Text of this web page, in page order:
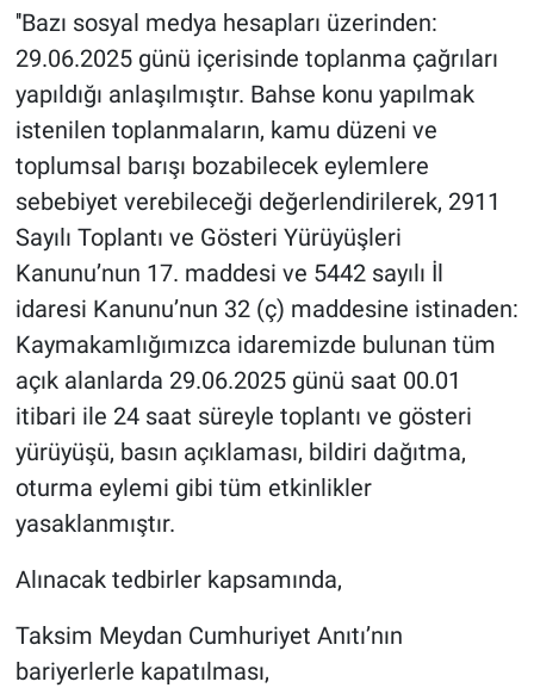
''Bazı sosyal medya hesapları üzerinden:
29.06.2025 günü içerisinde toplanma çağrıları
yapıldığı anlaşılmıştır. Bahse konu yapılmak
istenilen toplanmaların, kamu düzeni ve
toplumsal barışı bozabilecek eylemlere
sebebiyet verebileceği değerlendirilerek, 2911
Sayılı Toplantı ve Gösteri Yürüyüşleri
Kanunu’nun 17. maddesi ve 5442 sayılı İl
idaresi Kanunu’nun 32 (ç) maddesine istinaden:
Kaymakamlığımızca idaremizde bulunan tüm
açık alanlarda 29.06.2025 günü saat 00.01
itibari ile 24 saat süreyle toplantı ve gösteri
yürüyüşü, basın açıklaması, bildiri dağıtma,
oturma eylemi gibi tüm etkinlikler
yasaklanmıştır.
Alınacak tedbirler kapsamında,
Taksim Meydan Cumhuriyet Anıtı’nın
bariyerlerle kapatılması,
Programlar
Sağlık
Spor
Teknoloji
Türkiye'nin Geleceği
Türkiye'nin Gündemi
Yerel Gündem
Yerel Yaşam
Canlı Yayın